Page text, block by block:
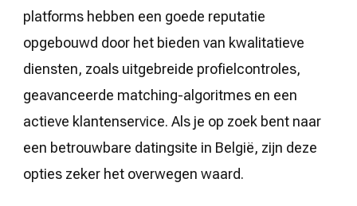
platforms hebben een goede reputatie
opgebouwd door het bieden van kwalitatieve
diensten, zoals uitgebreide profielcontroles,
geavanceerde matching-algoritmes en een
actieve klantenservice. Als je op zoek bent naar
een betrouwbare datingsite in België, zijn deze
opties zeker het overwegen waard.